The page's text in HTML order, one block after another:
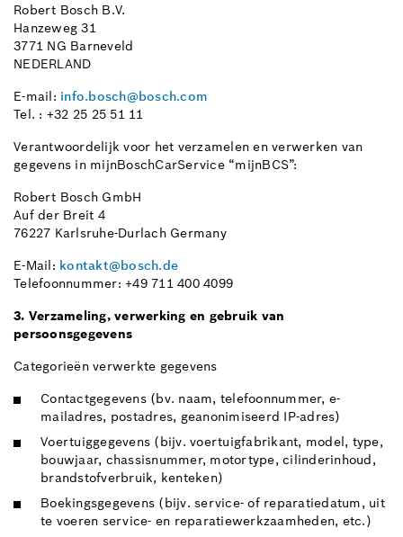
Robert Bosch B.V.
Hanzeweg 31
3771 NG Barneveld
NEDERLAND
E-mail: info.bosch@bosch.com
Tel. : +32 25 25 51 11
Verantwoordelijk voor het verzamelen en verwerken van
gegevens in mijnBoschCarService “mijnBCS”:
Robert Bosch GmbH
Auf der Breit 4
76227 Karlsruhe-Durlach Germany
E-Mail: kontakt@bosch.de
Telefoonnummer: +49 711 400 4099
3. Verzameling, verwerking en gebruik van
persoonsgegevens
Categorieën verwerkte gegevens
Contactgegevens (bv. naam, telefoonnummer, e-
mailadres, postadres, geanonimiseerd IP-adres)
Voertuiggegevens (bijv. voertuigfabrikant, model, type,
bouwjaar, chassisnummer, motortype, cilinderinhoud,
brandstofverbruik, kenteken)
Boekingsgegevens (bijv. service- of reparatiedatum, uit
te voeren service- en reparatiewerkzaamheden, etc.)